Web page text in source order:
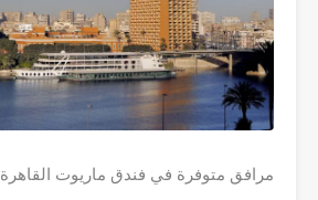
مرافق متوفرة في فندق ماريوت القاهرة